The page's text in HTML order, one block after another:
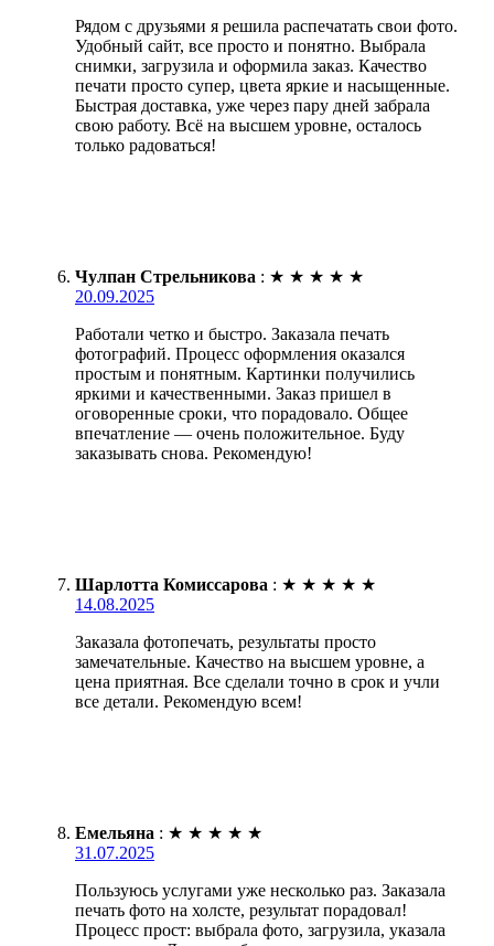
Рядом с друзьями я решила распечатать свои фото.
Удобный сайт, все просто и понятно. Выбрала
снимки, загрузила и оформила заказ. Качество
печати просто супер, цвета яркие и насыщенные.
Быстрая доставка, уже через пару дней забрала
свою работу. Всё на высшем уровне, осталось
только радоваться!
Чулпан Стрельникова : ★ ★ ★ ★ ★
20.09.2025
Работали четко и быстро. Заказала печать
фотографий. Процесс оформления оказался
простым и понятным. Картинки получились
яркими и качественными. Заказ пришел в
оговоренные сроки, что порадовало. Общее
впечатление — очень положительное. Буду
заказывать снова. Рекомендую!
Шарлотта Комиссарова : ★ ★ ★ ★ ★
14.08.2025
Заказала фотопечать, результаты просто
замечательные. Качество на высшем уровне, а
цена приятная. Все сделали точно в срок и учли
все детали. Рекомендую всем!
Емельяна : ★ ★ ★ ★ ★
31.07.2025
Пользуюсь услугами уже несколько раз. Заказала
печать фото на холсте, результат порадовал!
Процесс прост: выбрала фото, загрузила, указала